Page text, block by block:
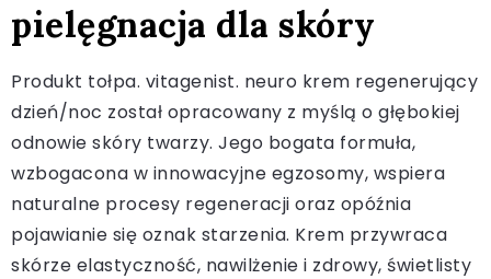
pielęgnacja dla skóry
Produkt tołpa. vitagenist. neuro krem regenerujący
dzień/noc został opracowany z myślą o głębokiej
odnowie skóry twarzy. Jego bogata formuła,
wzbogacona w innowacyjne egzosomy, wspiera
naturalne procesy regeneracji oraz opóźnia
pojawianie się oznak starzenia. Krem przywraca
skórze elastyczność, nawilżenie i zdrowy, świetlisty